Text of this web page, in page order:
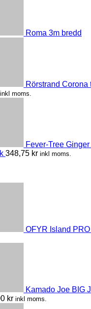
Roma 3m bredd
Rörstrand
inkl moms.
Fever-Tree
348,75 kr inkl moms.
OFYR Island PRO
Kamado Joe BIG
kr inkl moms.